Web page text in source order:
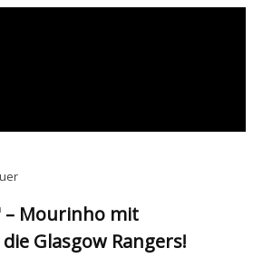
– Mourinho mit
Glasgow Rangers!